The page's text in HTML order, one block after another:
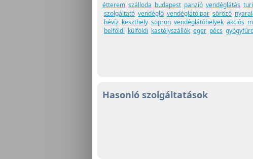
étterem szálloda budapest panzió vendéglátás
szolgáltató vendéglő vendéglátóipar söröző
hévíz keszthely sopron vendéglátóhelyek akciós
belföldi külföldi kastélyszállók eger pécs
Hasonló szolgáltatások